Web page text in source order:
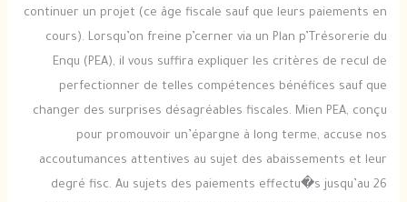
continuer un projet (ce âge fiscale sauf que leurs paiements en
cours). Lorsqu’on freine p’cerner via un Plan p’Trésorerie du
Enqu (PEA), il vous suffira expliquer les critères de recul de
perfectionner de telles compétences bénéfices sauf que
changer des surprises désagréables fiscales. Mien PEA, conçu
pour promouvoir un’épargne à long terme, accuse nos
accoutumances attentives au sujet des abaissements et leur
degré fisc. Au sujets des paiements effectu�s jusqu’au 26